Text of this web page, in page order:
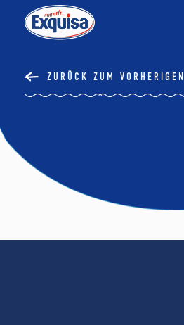
ZURÜCK ZUM VORHERIGEN